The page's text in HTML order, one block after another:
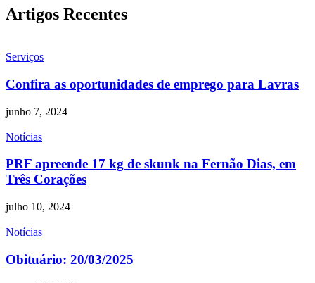
Artigos Recentes
Serviços
Confira as oportunidades de emprego para Lavras
junho 7, 2024
Notícias
PRF apreende 17 kg de skunk na Fernão Dias, em
Três Corações
julho 10, 2024
Notícias
Obituário: 20/03/2025